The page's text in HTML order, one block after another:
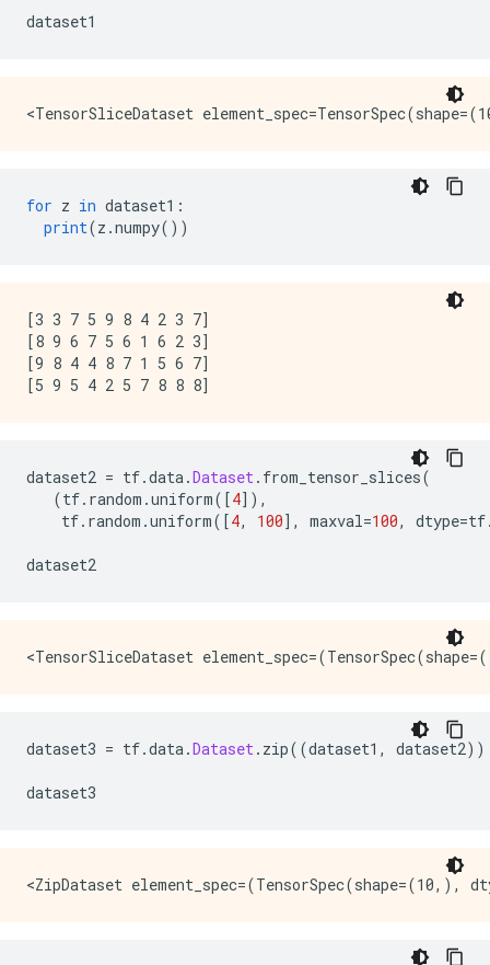
dataset1
for z in dataset1 :
print(z .numpy())
[3 3 7 5 9 8 4 2 3 7]
[8 9 6 7 5 6 1 6 2 3]
[9 8 4 4 8 7 1 5 6 7]
dataset2 = tf.data.Dataset. from_tensor_slices(
(tf. random .uniform([4]),
tf. random .uniform([4, 100], maxval=100, dtype=tf
dataset2
dataset3 = tf.data.Dataset. zip((dataset1 , dataset2))
dataset3